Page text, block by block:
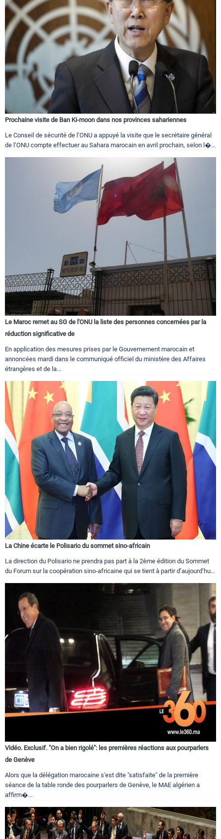
Prochaine visite de Ban Ki-moon dans nos provinces sahariennes
Le Conseil de sécurité de l’ONU a appuyé la visite que le secrétaire général
de l’ONU compte effectuer au Sahara marocain en avril prochain, selon l�...
Le Maroc remet au SG de l'ONU la liste des personnes concernées par la
réduction significative de
En application des mesures prises par le Gouvernement marocain et
annoncées mardi dans le communiqué officiel du ministère des Affaires
étrangères et de la...
La Chine écarte le Polisario du sommet sino-africain
La direction du Polisario ne prendra pas part à la 2ème édition du Sommet
du Forum sur la coopération sino-africaine qui se tient à partir d’aujourd’hu...
Vidéo. Exclusif. "On a bien rigolé": les premières réactions aux pourparlers
de Genève
Alors que la délégation marocaine s'est dite "satisfaite" de la première
séance de la table ronde des pourparlers de Genève, le MAE algérien a
affirm�...